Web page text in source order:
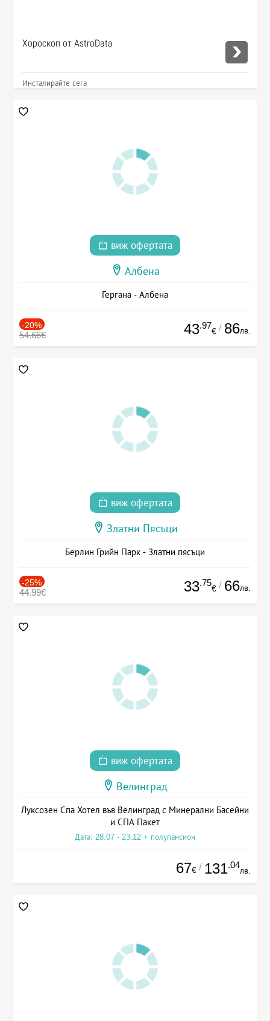
Хороскоп от AstroData
Инсталирайте сега
виж офертата
Албена
Гергана - Албена
-20%
54.66€ 43.97
€ / 86лв.
виж офертата
Златни Пясъци
Берлин Грийн Парк - Златни пясъци
-25%
44.99€ 33.75
€ / 66лв.
виж офертата
Велинград
Луксозен Спа Хотел във Велинград с Минерални Басейни
и СПА Пакет
Дата: 28.07 - 23.12 + полупансион
67€ / 131.04
лв.